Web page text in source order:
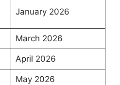
January 2026
March 2026
April 2026
May 2026